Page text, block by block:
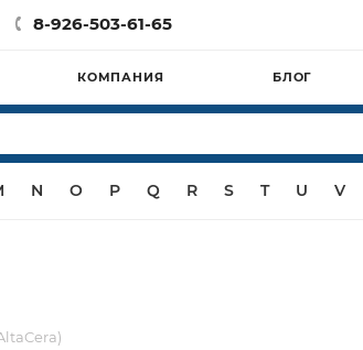
8-926-503-61-65
КОМПАНИЯ БЛОГ
N O P Q R S T U V